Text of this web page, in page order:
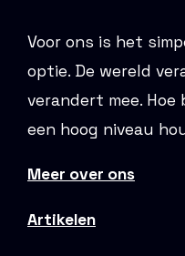
Voor ons is het
optie. De wereld
verandert mee.
een hoog niveau
Meer over ons
Artikelen